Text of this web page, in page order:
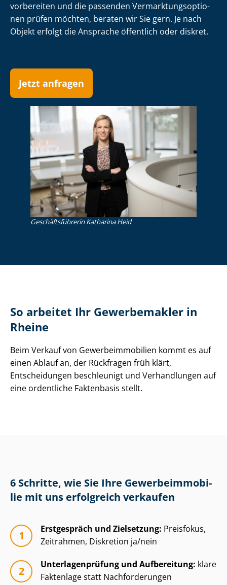
vorbereiten und die passenden Ver­mark­tungs­op­tio­
nen prüfen möchten, beraten wir Sie gern. Je nach
Objekt erfolgt die Ansprache öffentlich oder diskret.
Jetzt anfragen
Ge­schäfts­füh­re­rin Katharina Heid
So arbeitet Ihr Gewerbemakler in
Rheine
Beim Verkauf von Ge­wer­be­im­mo­bi­li­en kommt es auf
einen Ablauf an, der Rückfragen früh klärt,
Entscheidungen beschleunigt und Verhandlungen auf
eine ordentliche Faktenbasis stellt.
6 Schritte, wie Sie Ihre Ge­wer­be­im­mo­bi­
lie mit uns erfolgreich verkaufen
Erstgespräch und Zielsetzung: Preisfokus,
Zeitrahmen, Diskretion ja/nein
Un­ter­la­gen­prü­fung und Aufbereitung: klare
Faktenlage statt Nachforderungen